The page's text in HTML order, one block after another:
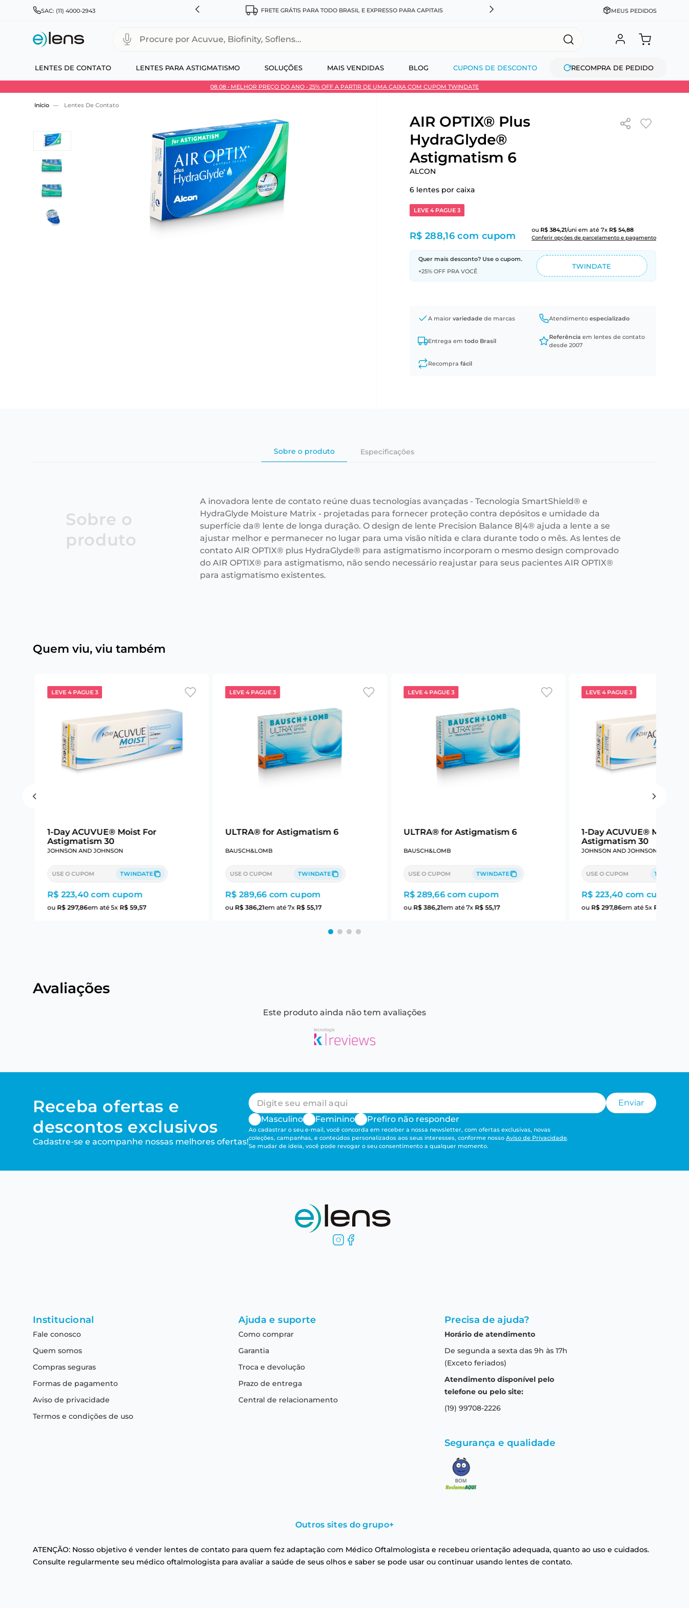
SAC: (11) 4000-2943
& JOHNSON, ALCON, BAUSCH+LOMB E COOPERVISION FRETE GRÁTIS PARA TODO BRASIL E EXPRESSO PARA CAPITAIS CADASTRE-SE GANHE 10% NA PRIMEIRA COMPRA +
MEUS PEDIDOS
LENTES DE CONTATO LENTES PARA ASTIGMATISMO SOLUÇÕES MAIS VENDIDAS BLOG CUPONS DE DESCONTO RECOMPRA DE PEDIDO
Procure por Acuvue, Biofinity, Soflens...
08.08 • MELHOR PREÇO DO ANO • 25% OFF A PARTIR DE UMA CAIXA COM CUPOM TWINDATE
Use 30HOJE e ganhe 30% OFF + economia extra no Pix
Lentes De Contato
AIR OPTIX® Plus
HydraGlyde®
Astigmatism 6
ALCON
6lentes por caixa
LEVE 4 PAGUE 3
R$ 288,16 com cupom
ou R$ 384,21/uni em até 7x R$ 54,88
Conferir opções de parcelamento e pagamento
Quer mais desconto? Use o cupom.
+25% OFF PRA VOCÊ
TWINDATE
A maior variedadede marcas Atendimentoespecializado
Entrega em todo Brasil
Referência em lentes de contato
desde 2007
Recompra fácil
Sobre o produto Especificações
Sobre o
produto
A inovadora lente de contato reúne duas tecnologias avançadas - Tecnologia SmartShield® e
HydraGlyde Moisture Matrix - projetadas para fornecer proteção contra depósitos e umidade da
superfície da® lente de longa duração. O design de lente Precision Balance 8|4® ajuda a lente a se
ajustar melhor e permanecer no lugar para uma visão nítida e clara durante todo o mês. As lentes de
contato AIR OPTIX® plus HydraGlyde® para astigmatismo incorporam o mesmo design comprovado
do AIR OPTIX® para astigmatismo, não sendo necessário reajustar para seus pacientes AIR OPTIX®
para astigmatismo existentes.
Quem viu, viu também
LEVE 4 PAGUE 3
1-Day ACUVUE® Moist For
Astigmatism 30
JOHNSON AND JOHNSON
USE O CUPOM TWINDATE
R$ 223,40 com cupom
ou R$ 297,86em até5x R$ 59,57
LEVE 4 PAGUE 3
ULTRA® for Astigmatism 6
BAUSCH&LOMB
USE O CUPOM TWINDATE
R$ 289,66com cupom
ou R$ 386,21em até7x R$ 55,17
LEVE 4 PAGUE 3
ULTRA® for Astigmatism 6
BAUSCH&LOMB
USE O CUPOM TWINDATE
R$ 289,66com cupom
ou R$ 386,21em até7x R$ 55,17
LEVE 4 PAGUE 3
1-Day ACUVUE® Moist
Astigmatism 30
JOHNSON AND JOHNSON
USE O CUPOM TWINDATE
R$ 223,40 com cupom
ou R$ 297,86em até5x R$
Avaliações
Este produto ainda não tem avaliações
Receba ofertas e
descontos exclusivos
Cadastre-se e acompanhe nossas melhores ofertas!
Enviar
Masculino
Feminino Prefiro não responder
Ao cadastrar o seu e-mail, você concorda em receber a nossa newsletter, com ofertas exclusivas, novas
coleções, campanhas, e conteúdos personalizados aos seus interesses, conforme nosso Aviso de Privacidade.
Se mudar de ideia, você pode revogar o seu consentimento a qualquer momento.
Institucional
Fale conosco
Quem somos
Compras seguras
Formas de pagamento
Aviso de privacidade
Termos e condições de uso
Ajuda e suporte
Como comprar
Garantia
Troca e devolução
Prazo de entrega
Central de relacionamento
Precisa de ajuda?
Horário de atendimento
De segunda a sexta das 9h às 17h
(Exceto feriados)
Atendimento disponível pelo
telefone ou pelo site:
(19) 99708-2226
Segurança e qualidade
Outros sites do grupo+
ATENÇÃO: Nosso objetivo é vender lentes de contato para quem fez adaptação com Médico Oftalmologista e recebeu orientação adequada, quanto ao uso e cuidados.
Consulte regularmente seu médico oftalmologista para avaliar a saúde de seus olhos e saber se pode usar ou continuar usando lentes de contato.